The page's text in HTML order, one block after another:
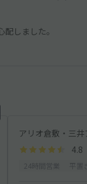
しました。
4.8